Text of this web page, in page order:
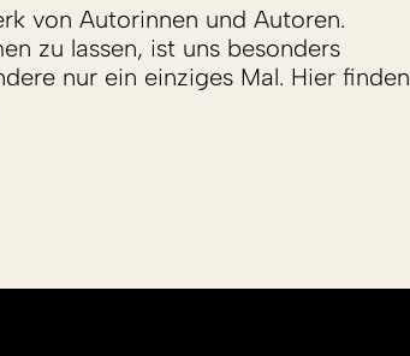
von Autorinnen und Autoren.
zu lassen, ist uns besonders
nur ein einziges Mal. Hier finden